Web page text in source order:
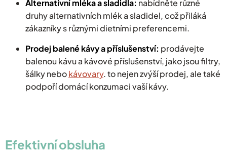
Alternativní mléka a sladidla: nabídněte různé
druhy alternativních mlék a sladidel, což přiláká
zákazníky s různými dietními preferencemi.
Prodej balené kávy a příslušenství: prodávejte
balenou kávu a kávové příslušenství, jako jsou filtry,
šálky nebokávovary. to nejen zvýší prodej, ale také
podpoří domácí konzumaci vaší kávy.
Efektivní obsluha